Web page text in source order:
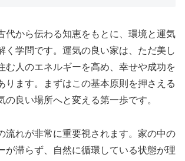
代から伝わる知恵をもとに、環境と運気
く学問です。運気の良い家は、ただ美し
む人のエネルギーを高め、幸せや成功を
ります。まずはこの基本原則を押さえる
の良い場所へと変える第一歩です。
流れが非常に重要視されます。家の中の
が滞らず、自然に循環している状態が理